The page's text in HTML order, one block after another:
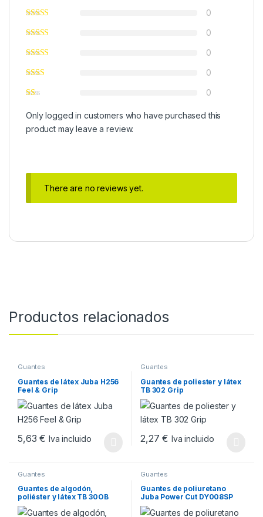
0
0
0
0
0
Only logged in customers who have purchased this
product may leave a review.
There are no reviews yet.
Productos relacionados
Guantes
Guantes de látex Juba H256
Feel & Grip
5,63€ Iva incluido
Guantes
Guantes de poliester y látex
TB 302 Grip
2,27€ Iva incluido
Guantes
Guantes de algodón,
poliéster y látex TB 30OB
Grip
Guantes
Guantes de poliuretano
Juba Power Cut DY008SP